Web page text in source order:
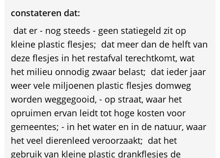
constateren dat:
 dat er - nog steeds - geen statiegeld zit op
kleine plastic flesjes;  dat meer dan de helft van
deze flesjes in het restafval terechtkomt, wat
het milieu onnodig zwaar belast;  dat ieder jaar
weer vele miljoenen plastic flesjes domweg
worden weggegooid, - op straat, waar het
opruimen ervan leidt tot hoge kosten voor
gemeentes; - in het water en in de natuur, waar
het veel dierenleed veroorzaakt;  dat het
gebruik van kleine plastic drankflesjes de